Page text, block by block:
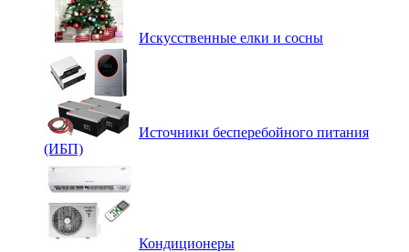
Искусственные елки и сосны
Источники бесперебойного питания
(ИБП)
Кондиционеры